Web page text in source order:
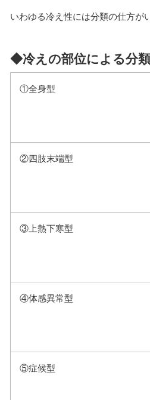
いわゆる冷え性には分類の仕方が
◆冷えの部位による分
①全身型
②四肢末端型
③上熱下寒型
④体感異常型
⑤症候型